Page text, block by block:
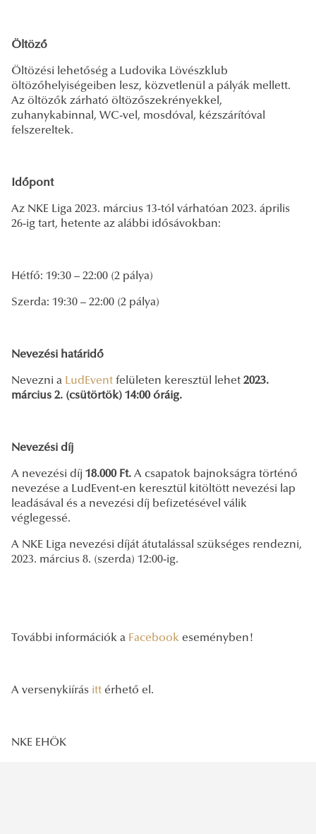
Öltöző
Öltözési lehetőség a Ludovika Lövészklub
öltözőhelyiségeiben lesz, közvetlenül a pályák mellett.
Az öltözők zárható öltözőszekrényekkel,
zuhanykabinnal, WC-vel, mosdóval, kézszárítóval
felszereltek.
Időpont
Az NKE Liga 2023. március 13-tól várhatóan 2023. április
26-ig tart, hetente az alábbi idősávokban:
Hétfő: 19:30 – 22:00 (2 pálya)
Szerda: 19:30 – 22:00 (2 pálya)
Nevezési határidő
Nevezni a LudEvent felületen keresztül lehet 2023.
március 2. (csütörtök) 14:00 óráig.
Nevezési díj
A nevezési díj 18.000 Ft. A csapatok bajnokságra történő
nevezése a LudEvent-en keresztül kitöltött nevezési lap
leadásával és a nevezési díj befizetésével válik
véglegessé.
A NKE Liga nevezési díját átutalással szükséges rendezni,
2023. március 8. (szerda) 12:00-ig.
További információk a Facebook eseményben!
A versenykiírás itt érhető el.
NKE EHÖK